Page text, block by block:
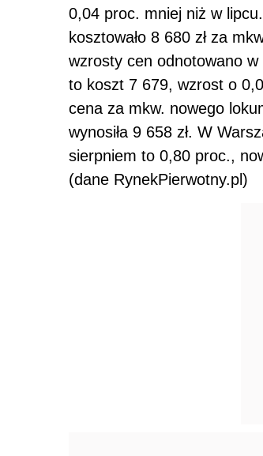
0,04 proc. mniej niż w
kosztowało 8 680 zł za
wzrosty cen odnotowano
to koszt 7 679, wzrost o
cena za mkw. nowego
wynosiła 9 658 zł. W
sierpniem to 0,80 proc.,
(dane RynekPierwotny.pl)